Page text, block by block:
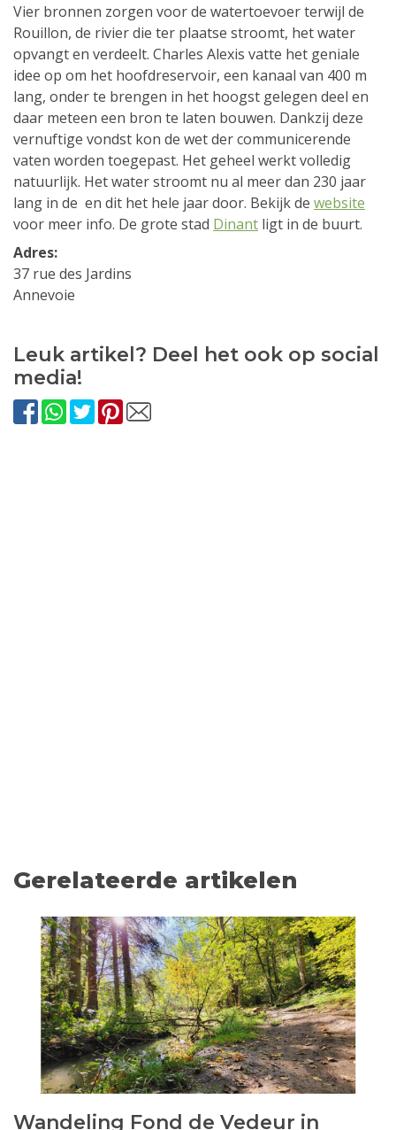
Vier bronnen zorgen voor de watertoevoer terwijl de
Rouillon, de rivier die ter plaatse stroomt, het water
opvangt en verdeelt. Charles Alexis vatte het geniale
idee op om het hoofdreservoir, een kanaal van 400 m
lang, onder te brengen in het hoogst gelegen deel en
daar meteen een bron te laten bouwen. Dankzij deze
vernuftige vondst kon de wet der communicerende
vaten worden toegepast. Het geheel werkt volledig
natuurlijk. Het water stroomt nu al meer dan 230 jaar
lang in de en dit het hele jaar door. Bekijk de website
voor meer info. De grote stad Dinant ligt in de buurt.
Adres:
37 rue des Jardins
Annevoie
Leuk artikel? Deel het ook op social
media!
Gerelateerde artikelen
Wandeling Fond de Vedeur in